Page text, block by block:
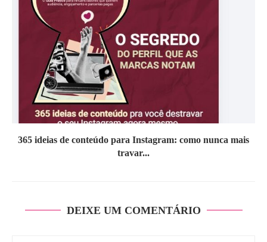
365 ideias de conteúdo para Instagram: como nunca mais
travar...
DEIXE UM COMENTÁRIO